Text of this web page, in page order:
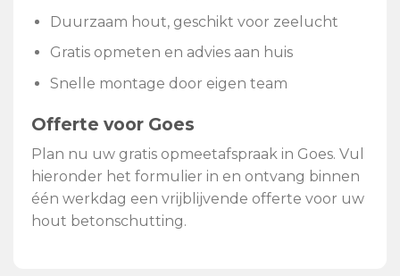
Duurzaam hout, geschikt voor zeelucht
Gratis opmeten en advies aan huis
Snelle montage door eigen team
Offerte voor Goes
Plan nu uw gratis opmeetafspraak in Goes. Vul
hieronder het formulier in en ontvang binnen
één werkdag een vrijblijvende offerte voor uw
hout betonschutting.